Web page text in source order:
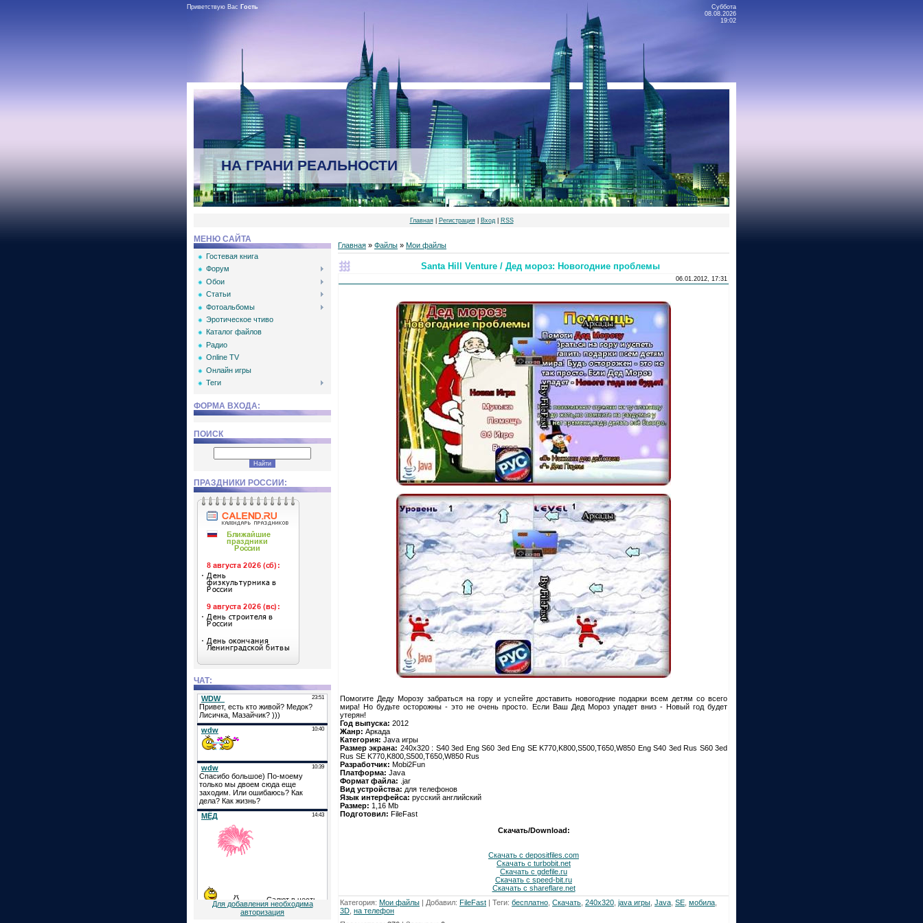
Приветствую Вас Гость
Суббота
08.08.2026
19:02
НА ГРАНИ РЕАЛЬНОСТИ
Главная| Регистрация| Вход| RSS
МЕНЮ САЙТА
Гостевая книга
Форум
Обои
Статьи
Фотоальбомы
Эротическое чтиво
Каталог файлов
Радио
Online TV
Онлайн игры
Теги
ФОРМА ВХОДА:
ПОИСК
ПРАЗДНИКИ РОССИИ:
ЧАТ:
Для добавления необходима
авторизация
Главная » Файлы » Мои файлы
Santa Hill Venture / Дед мороз: Новогодние проблемы
06.01.2012, 17:31
Помогите Деду Морозу забраться на гору и успейте доставить новогодние подарки всем детям со всего
мира! Но будьте осторожны - это не очень просто. Если Ваш Дед Мороз упадет вниз - Новый год будет
утерян!
Год выпуска: 2012
Жанр: Аркада
Категория: Java игры
Размер экрана: 240x320 : S40 3ed Eng S60 3ed Eng SE K770,K800,S500,T650,W850 Eng S40 3ed Rus S60 3ed
Rus SE K770,K800,S500,T650,W850 Rus
Разработчик: Mobi2Fun
Платформа: Java
Формат файла: .jar
Вид устройства: для телефонов
Язык интерфейса: русский английский
Размер: 1,16 Mb
Подготовил: FileFast
Скачать/Download:
Скачать с depositfiles.com
Скачать с turbobit.net
Скачать с gdefile.ru
Скачать с speed-bit.ru
Скачать с shareflare.net
Категория: Мои файлы | Добавил: FileFast | Теги: бесплатно Скачать 240x320 java игры Java SE мобила
3D на телефон